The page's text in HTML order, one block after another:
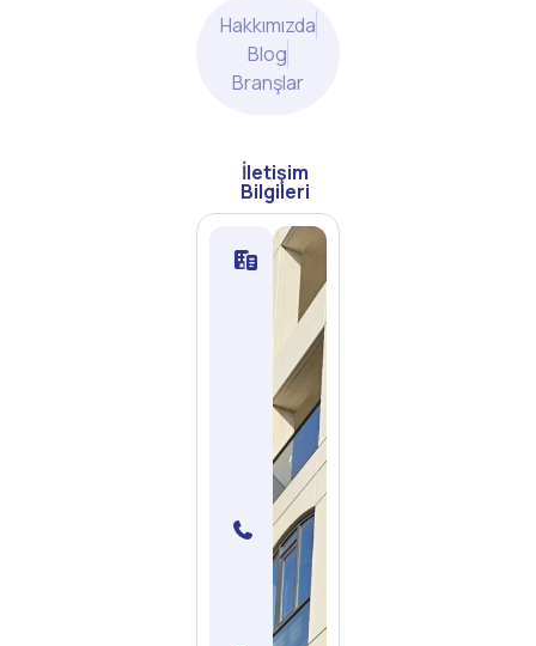
Hakkımızda
Blog
Branşlar
İletişim
Bilgileri
Martı
Sanat
Kültür
Akademi
Eğitim
Hizmetleri
Ticaret
ve Limited
Şirketi
0
(552)
333
18 33